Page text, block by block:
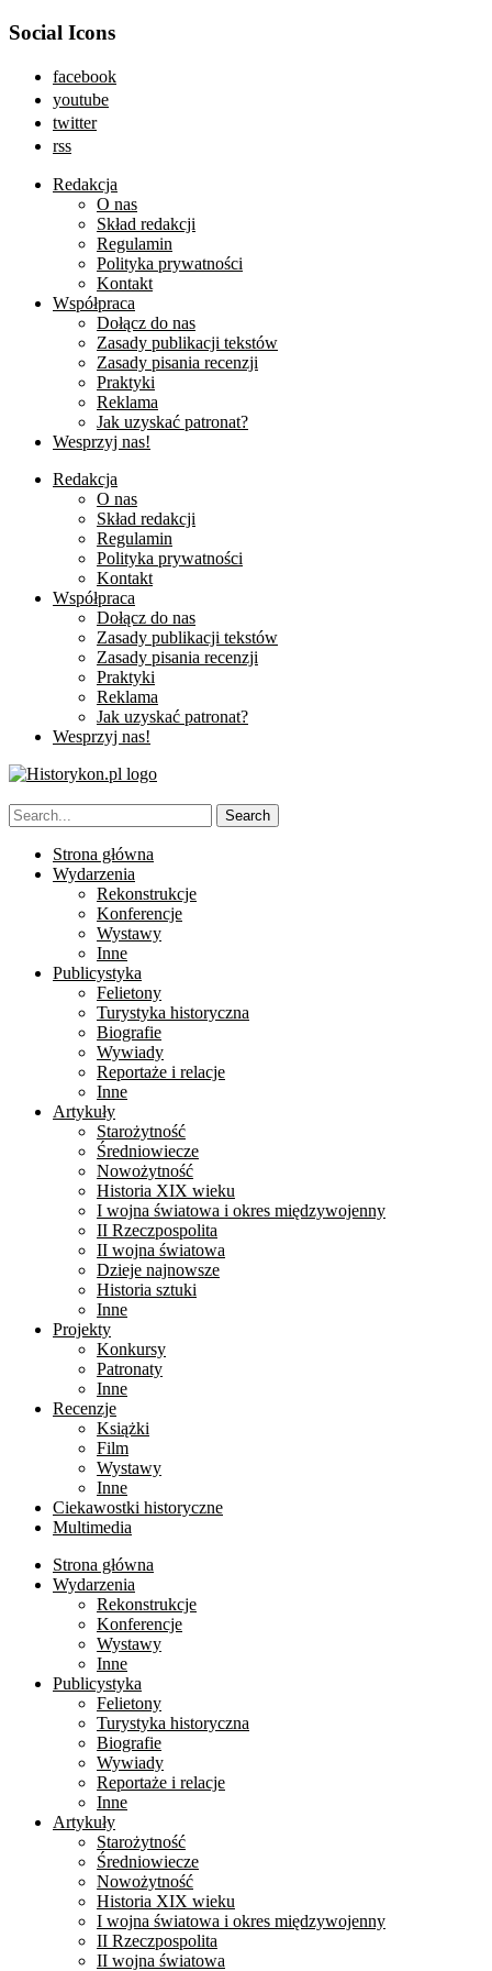
Social Icons
facebook
youtube
twitter
rss
Redakcja
O nas
Skład redakcji
Regulamin
Polityka prywatności
Kontakt
Współpraca
Dołącz do nas
Zasady publikacji tekstów
Zasady pisania recenzji
Praktyki
Reklama
Jak uzyskać patronat?
Wesprzyj nas!
Redakcja
O nas
Skład redakcji
Regulamin
Polityka prywatności
Kontakt
Współpraca
Dołącz do nas
Zasady publikacji tekstów
Zasady pisania recenzji
Praktyki
Reklama
Jak uzyskać patronat?
Wesprzyj nas!
Strona główna
Wydarzenia
Rekonstrukcje
Konferencje
Wystawy
Inne
Publicystyka
Felietony
Turystyka historyczna
Biografie
Wywiady
Reportaże i relacje
Inne
Artykuły
Starożytność
Średniowiecze
Nowożytność
Historia XIX wieku
I wojna światowa i okres międzywojenny
II Rzeczpospolita
II wojna światowa
Dzieje najnowsze
Historia sztuki
Inne
Projekty
Konkursy
Patronaty
Inne
Recenzje
Książki
Film
Wystawy
Inne
Ciekawostki historyczne
Multimedia
Strona główna
Wydarzenia
Rekonstrukcje
Konferencje
Wystawy
Inne
Publicystyka
Felietony
Turystyka historyczna
Biografie
Wywiady
Reportaże i relacje
Inne
Artykuły
Starożytność
Średniowiecze
Nowożytność
Historia XIX wieku
I wojna światowa i okres międzywojenny
II Rzeczpospolita
II wojna światowa